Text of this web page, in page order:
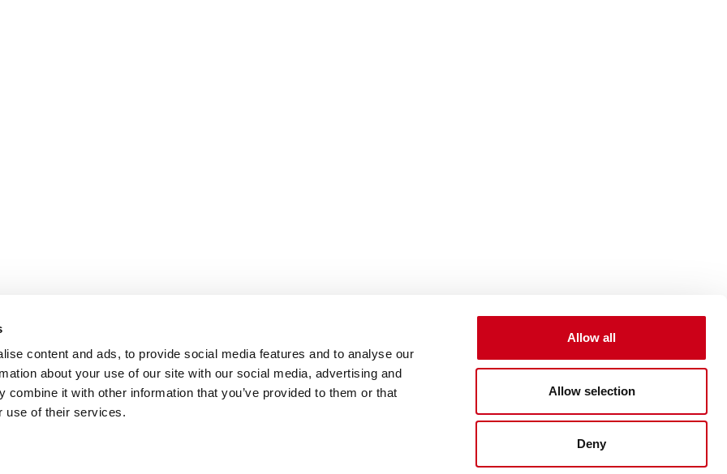
content and ads, to provide social media features and to analyse our
about your use of our site with our social media, advertising and
combine it with other information that you’ve provided to them or that
use of their services.
Allow all
Allow selection
Deny